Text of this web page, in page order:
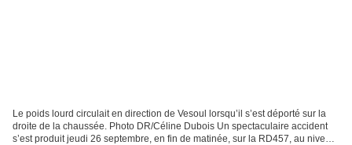
Le poids lourd circulait en direction de Vesoul lorsqu’il s’est déporté sur la
droite de la chaussée. Photo DR/Céline Dubois Un spectaculaire accident
s’est produit jeudi 26 septembre, en fin de matinée, sur la RD457, au niveau